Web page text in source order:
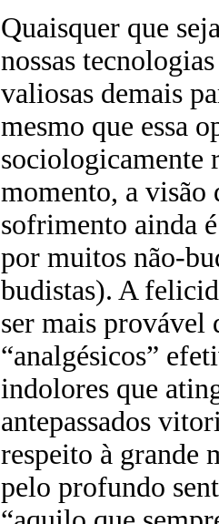
Quaisquer que
nossas
valiosas demais
mesmo que essa
sociologicamente
momento, a visão
sofrimento ainda
por muitos não-
budistas). A
ser mais provável
“analgésicos”
indolores que
antepassados
respeito à grande
pelo profundo